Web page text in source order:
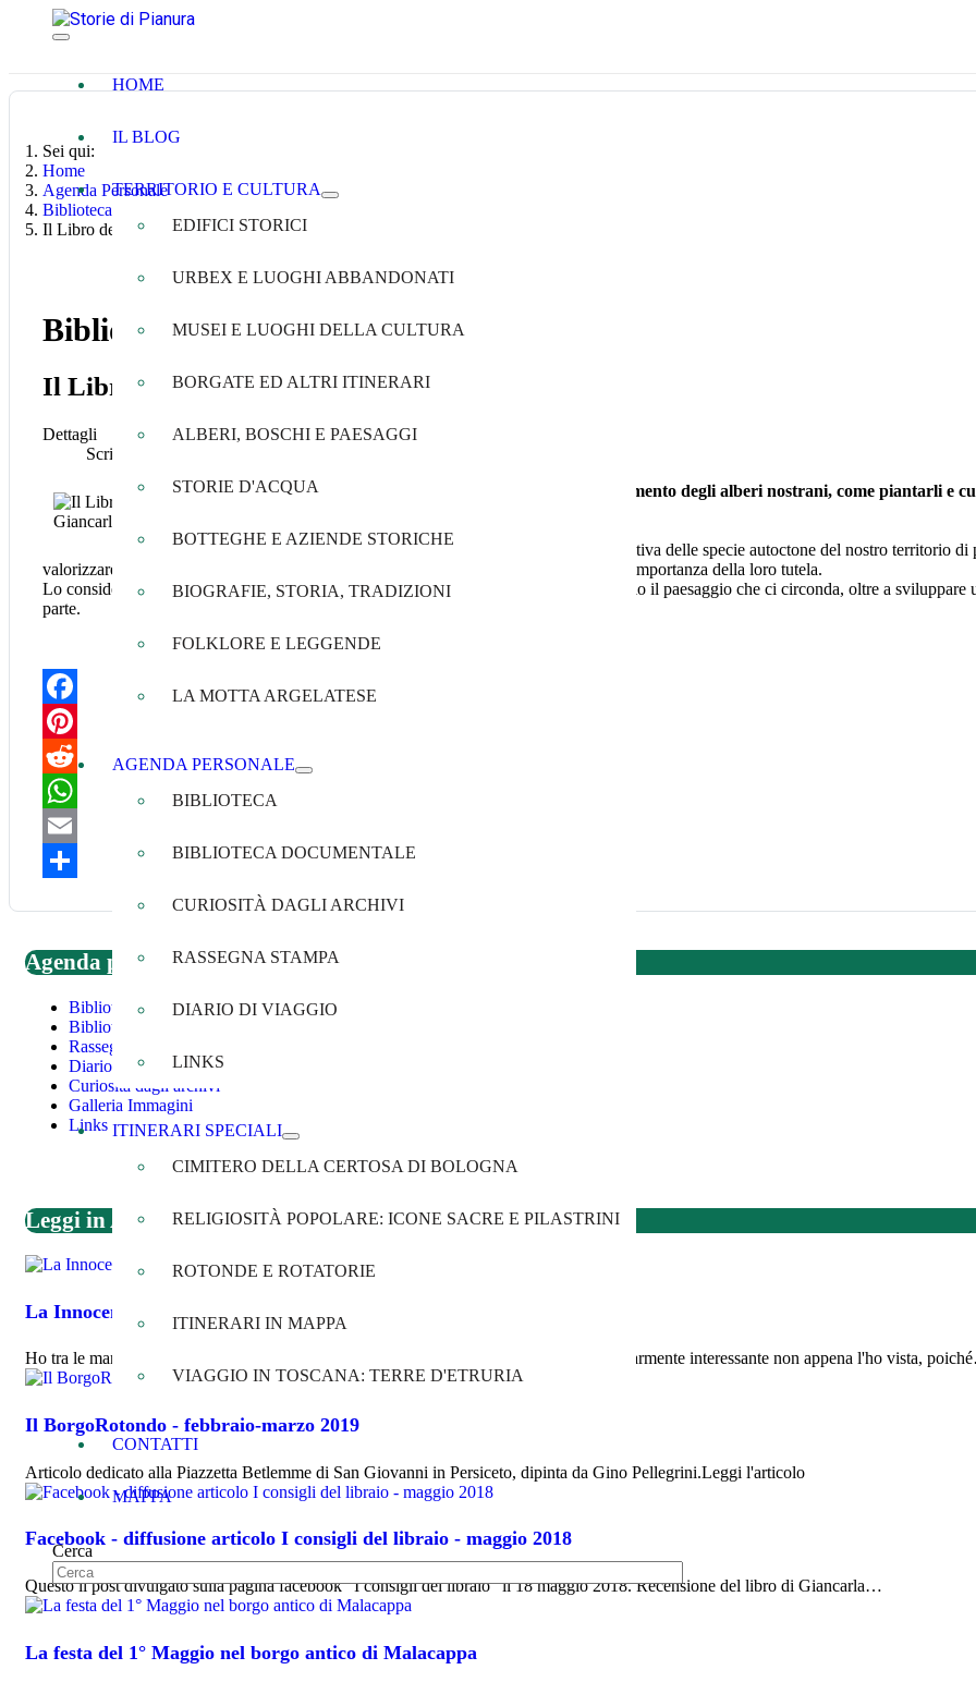
HOME
IL BLOG
TERRITORIO E CULTURA
EDIFICI STORICI
URBEX E LUOGHI ABBANDONATI
MUSEI E LUOGHI DELLA CULTURA
BORGATE ED ALTRI ITINERARI
ALBERI, BOSCHI E PAESAGGI
STORIE D'ACQUA
BOTTEGHE E AZIENDE STORICHE
BIOGRAFIE, STORIA, TRADIZIONI
FOLKLORE E LEGGENDE
LA MOTTA ARGELATESE
AGENDA PERSONALE
BIBLIOTECA
BIBLIOTECA DOCUMENTALE
CURIOSITÀ DAGLI ARCHIVI
RASSEGNA STAMPA
DIARIO DI VIAGGIO
LINKS
ITINERARI SPECIALI
CIMITERO DELLA CERTOSA DI BOLOGNA
RELIGIOSITÀ POPOLARE: ICONE SACRE E PILASTRINI
ROTONDE E ROTATORIE
ITINERARI IN MAPPA
VIAGGIO IN TOSCANA: TERRE D'ETRURIA
CONTATTI
MAPPA
Cerca
Sei qui:
Home
Agenda Personale
Biblioteca
Il Libro degli Alberi
Biblioteca
Il Libro degli Alberi
Dettagli
Scritto da
Il Libro degli Alberi - Guida al riconoscimento degli alberi nostrani, come piantarli e
Una pubblicazione molto semplice ed esaustiva delle specie autoctone del nostro territorio
valorizzare le diverse specie arboree, ponendo l'accento sulle loro caratteristiche e sull'importanza della loro tutela.
Lo considero come una prima guida essenziale per quanti vogliono comprendere meglio il paesaggio che ci circonda, oltre a sviluppare
parte.
Facebook
Pinterest
Reddit
WhatsApp
Email
Agenda personale
Biblioteca
Biblioteca documentale
Rassegna Stampa
Diario di Viaggio
Curiosità dagli archivi
Galleria Immagini
Links
Leggi in Agenda
La Innocenti di Lambrate: una storia a velocità medio-alta
Ho tra le mani una foto acquistata ad un mercatino dell'antiquariato. L'ho trovata particolarmente interessante non appena l'ho vista,
Il BorgoRotondo - febbraio-marzo 2019
Articolo dedicato alla Piazzetta Betlemme di San Giovanni in Persiceto, dipinta da Gino Pellegrini.Leggi l'articolo
Facebook - diffusione articolo I consigli del libraio - maggio 2018
Questo il post divulgato sulla pagina facebook "I consigli del libraio" il 18 maggio 2018. Recensione del libro di Giancarla…
La festa del 1° Maggio nel borgo antico di Malacappa